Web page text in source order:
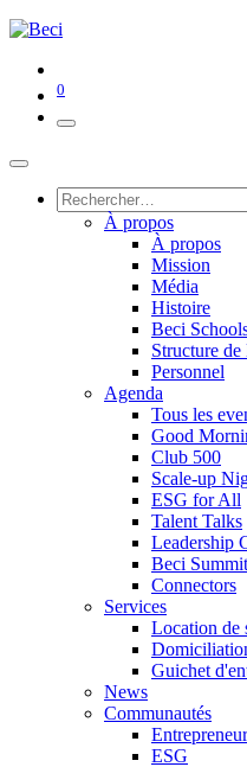
0
À propos
À propos
Mission
Média
Histoire
Beci
Structure de
Personnel
Agenda
Tous les
Good
Club 500
Scale-up
ESG for All
Talent Talks
Leadership
Beci Summit
Connectors
Services
Location de
Guichet
News
Communautés
ESG